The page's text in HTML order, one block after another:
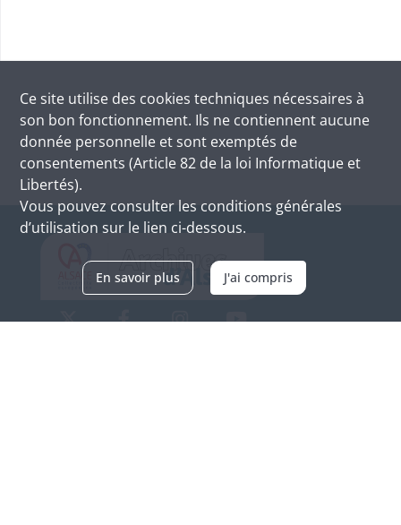
Ce site utilise des cookies techniques nécessaires à
son bon fonctionnement. Ils ne contiennent aucune
donnée personnelle et sont exemptés de
consentements (Article 82 de la loi Informatique et
Libertés).
Vous pouvez consulter les conditions générales
d’utilisation sur le lien ci-dessous.
En savoir plus J'ai compris